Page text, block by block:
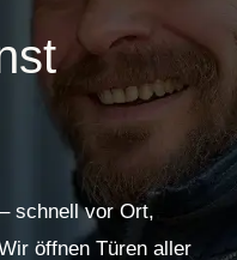
– schnell vor Ort,
öffnen Türen aller